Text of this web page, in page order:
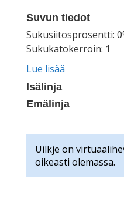
Suvun tiedot
Sukusiitosprosentti:
Sukukatokerroin: 1
Lue lisää
Isälinja
Emälinja
Uilkje on
oikeasti olemassa.